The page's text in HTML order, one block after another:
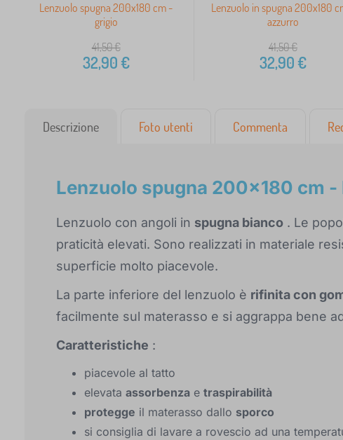
Lenzuolo spugna 200x180 cm -
grigio
41,50€
32,90€
Lenzuolo in spugna 200x180
azzurro
41,50€
32,90€
Descrizione Foto utenti Commenta
Lenzuolo spugna 200x180 cm -
Lenzuolo con angoli in spugna bianco . Le
praticità elevati. Sono realizzati in materiale
superficie molto piacevole.
La parte inferiore del lenzuolo è rifinita con
facilmente sul materasso e si aggrappa bene
Caratteristiche :
piacevole al tatto
elevata assorbenza e traspirabilità
protegge il materasso dallo sporco
si consiglia di lavare a rovescio ad una